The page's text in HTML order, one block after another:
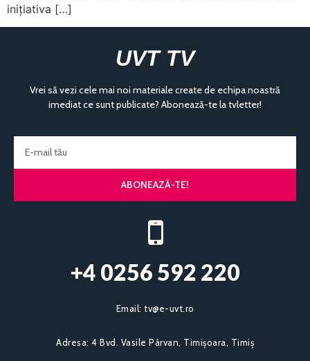
inițiativa […]
UVT TV
Vrei să vezi cele mai noi materiale create de echipa noastră
imediat ce sunt publicate? Abonează-te la tvletter!
ABONEAZĂ-TE!
+4 0256 592 220​
Email: tv@e-uvt.ro
Adresa: 4 Bvd. Vasile Pârvan, Timișoara, Timiș